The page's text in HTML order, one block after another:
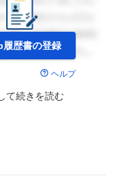
履歴書の登録
ヘルプ
て続きを読む